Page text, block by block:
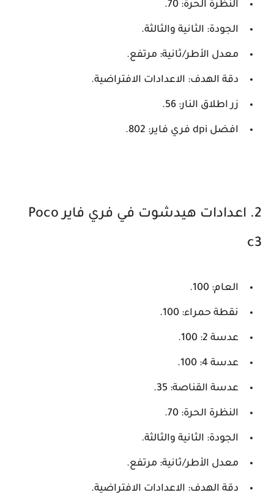
النظرة الحرة: 70.
الجودة: الثانية والثالثة.
معدل الأطر/ثانية: مرتفع.
دقة الهدف: الاعدادات الافتراضية.
زر اطلاق النار: 56.
افضل dpi فري فاير: 802.
2. اعدادات هيدشوت في فري فاير Poco
c3
العام: 100.
نقطة حمراء: 100.
عدسة 2: 100.
عدسة 4: 100.
عدسة القناصة: 35.
النظرة الحرة: 70.
الجودة: الثانية والثالثة.
معدل الأطر/ثانية: مرتفع.
دقة الهدف: الاعدادات الافتراضية.